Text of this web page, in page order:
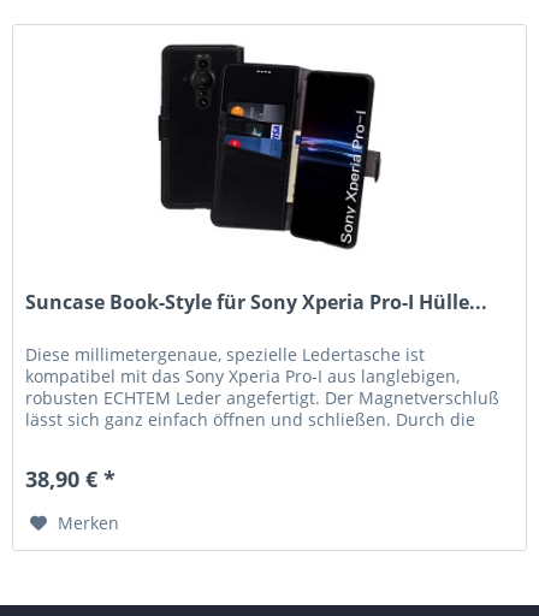
Suncase Book-Style für Sony Xperia Pro-I Hülle...
Diese millimetergenaue, spezielle Ledertasche ist
kompatibel mit das Sony Xperia Pro-I aus langlebigen,
robusten ECHTEM Leder angefertigt. Der Magnetverschluß
lässt sich ganz einfach öffnen und schließen. Durch die
38,90 € *
Merken